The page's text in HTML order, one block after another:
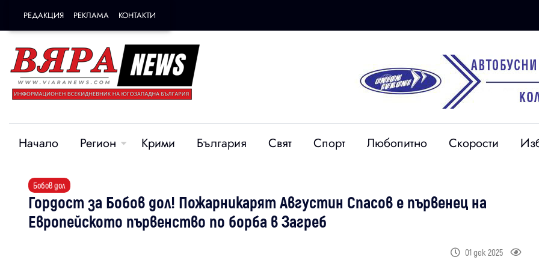
РЕДАКЦИЯ РЕКЛАМА КОНТАКТИ
Начало Регион Крими България Свят Спорт Любопитно Скорости
Бобов дол
Гордост за Бобов дол! Пожарникарят Августин Спасов е първенец на
Европейското първенство по борба в Загреб
01 дек 2025